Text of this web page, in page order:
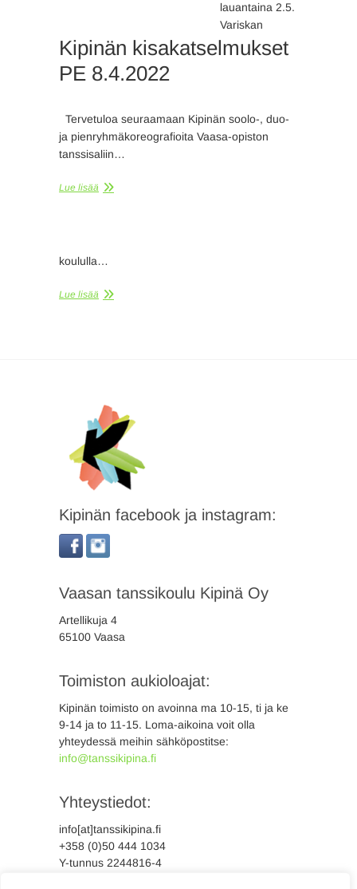
Kipinän kisakatselmukset
PE 8.4.2022
Tervetuloa seuraamaan Kipinän soolo-, duo-
ja pienryhmäkoreografioita Vaasa-opiston
tanssisaliin…
Lue lisää
lauantaina 2.5.
Variskan
koululla…
Lue lisää
Kipinän facebook ja instagram:
Vaasan tanssikoulu Kipinä Oy
Artellikuja 4
65100 Vaasa
Toimiston aukioloajat:
Kipinän toimisto on avoinna ma 10-15, ti ja ke
9-14 ja to 11-15. Loma-aikoina voit olla
yhteydessä meihin sähköpostitse:
info@tanssikipina.fi
Yhteystiedot:
info[at]tanssikipina.fi
+358 (0)50 444 1034
Y-tunnus 2244816-4